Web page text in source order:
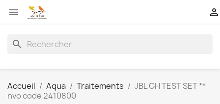
 
search
Accueil Aqua Traitements
JBL GH TEST SET **
nvo code 2410800